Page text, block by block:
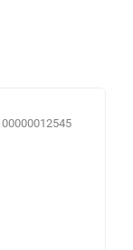
00000012545